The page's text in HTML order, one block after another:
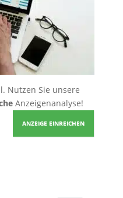
Nutzen Sie unsere
Anzeigenanalyse!
ANZEIGE EINREICHEN